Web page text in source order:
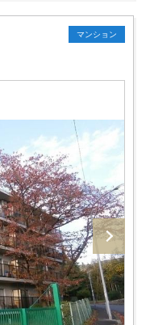
マンション